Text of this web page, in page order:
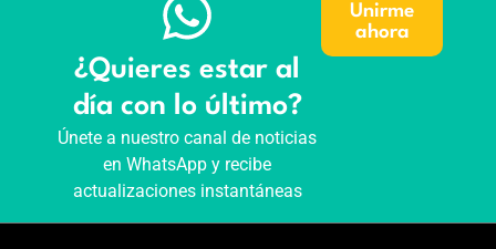
¿Quieres estar al
día con lo último?
Únete a nuestro canal de noticias
en WhatsApp y recibe
actualizaciones instantáneas
Unirme
ahora